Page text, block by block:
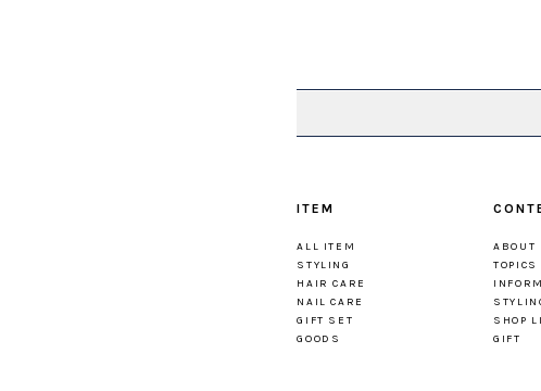
ITEM
ALL ITEM
STYLING
HAIR CARE
NAIL CARE
GIFT SET
GOODS
ABOUT
TOPICS
SHOP
GIFT